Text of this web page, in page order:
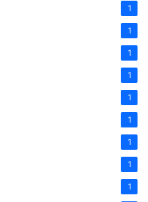
1
1
1
1
1
1
1
1
1